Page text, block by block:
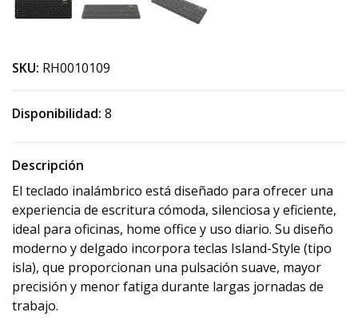
SKU: RH0010109
Disponibilidad: 8
Descripción
El teclado inalámbrico está diseñado para ofrecer una
experiencia de escritura cómoda, silenciosa y eficiente,
ideal para oficinas, home office y uso diario. Su diseño
moderno y delgado incorpora teclas Island-Style (tipo
isla), que proporcionan una pulsación suave, mayor
precisión y menor fatiga durante largas jornadas de
trabajo.